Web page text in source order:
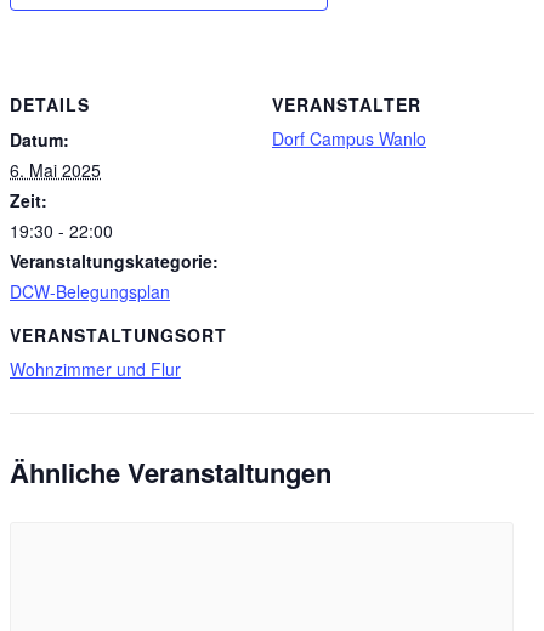
DETAILS
Datum:
6. Mai 2025
Zeit:
19:30 - 22:00
Veranstaltungskategorie:
DCW-Belegungsplan
VERANSTALTUNGSORT
Wohnzimmer und Flur
VERANSTALTER
Dorf Campus Wanlo
Ähnliche Veranstaltungen